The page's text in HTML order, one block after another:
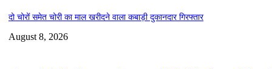
दो चोरों समेत चोरी का माल खरीदने वाला कबाड़ी दुकानदार गिरफ्तार
August 8, 2026